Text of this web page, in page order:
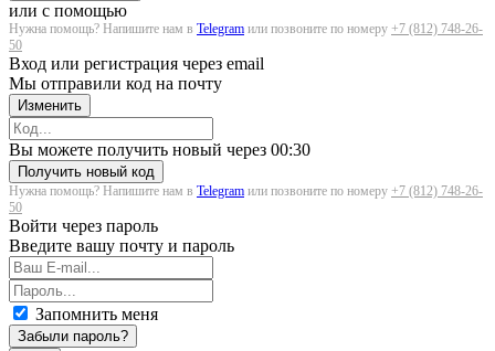
или с помощью
Нужна помощь? Напишите нам в Telegram или позвоните по номеру +7 (812) 748-26-
50
Вход или регистрация через email
Мы отправили код на почту
Изменить
Загрузка...
Вы можете получить новый через 00:30
Получить новый код
Нужна помощь? Напишите нам в Telegram или позвоните по номеру +7 (812) 748-26-
50
Войти через пароль
Введите вашу почту и пароль
Запомнить меня
Забыли пароль?